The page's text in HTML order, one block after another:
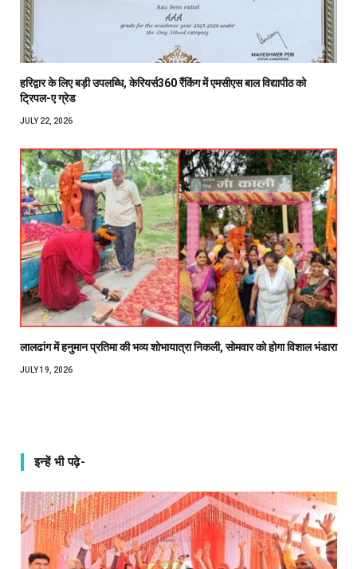
हरिद्वार के लिए बड़ी उपलब्धि, केरियर्स360 रैंकिंग में एमसीएस बाल विद्यापीठ को
ट्रिपल-ए ग्रेड
JULY 22, 2026
लालढांग में हनुमान प्रतिमा की भव्य शोभायात्रा निकली, सोमवार को होगा विशाल भंडारा
JULY 19, 2026
इन्हें भी पढ़े-